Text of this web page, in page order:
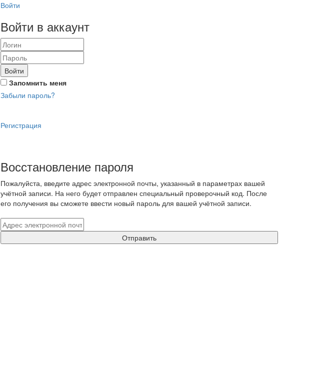
Войти
Войти в аккаунт
Войти
Запомнить меня
Забыли пароль?
Регистрация
Восстановление пароля
Пожалуйста, введите адрес электронной почты, указанный в параметрах вашей
учётной записи. На него будет отправлен специальный проверочный код. После
его получения вы сможете ввести новый пароль для вашей учётной записи.
Отправить